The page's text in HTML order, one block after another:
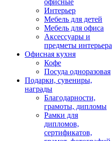
офисные
Интерьер
Мебель для детей
Мебель для офиса
Аксессуары и
предметы интерьера
Офисная кухня
Кофе
Посуда одноразовая
Подарки, сувениры,
награды
Благодарности,
грамоты, дипломы
Рамки для
дипломов,
сертификатов,